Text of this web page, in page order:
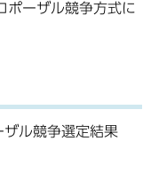
ポーザル競争方式に
ル競争選定結果